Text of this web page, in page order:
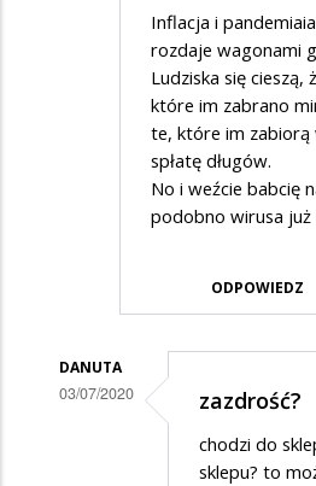
Inflacja i
rozdaje wagonami
Ludziska się cieszą,
które im zabrano
te, które im zabiorą
spłatę długów.
No i weźcie babcię
podobno wirusa już
ODPOWIEDZ
DANUTA
03/07/2020 zazdrość?
chodzi do
sklepu? to